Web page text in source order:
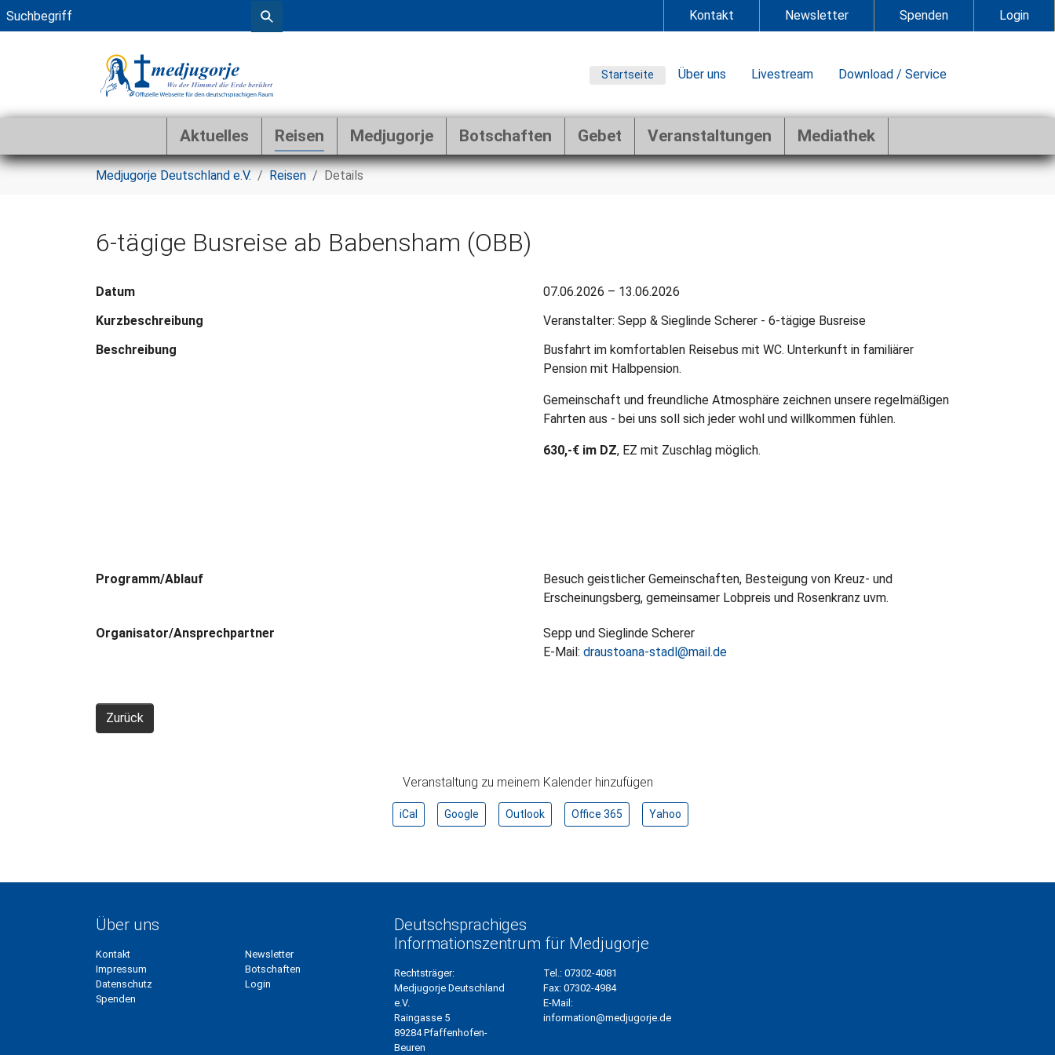
Zum Hauptinhalt springen
Kontakt Newsletter Spenden Login
Startseite Über uns Livestream Download / Service
Aktuelles Reisen Medjugorje Botschaften Gebet Veranstaltungen Mediathek
Sie sind hier:
Medjugorje Deutschland e.V. Reisen Details
6-tägige Busreise ab Babensham (OBB)
Datum
07.06.2026 – 13.06.2026
Kurzbeschreibung
Veranstalter: Sepp & Sieglinde Scherer - 6-tägige Busreise
Beschreibung
Busfahrt im komfortablen Reisebus mit WC. Unterkunft in familiärer
Pension mit Halbpension.
Gemeinschaft und freundliche Atmosphäre zeichnen unsere regelmäßigen
Fahrten aus - bei uns soll sich jeder wohl und willkommen fühlen.
630,-€ im DZ, EZ mit Zuschlag möglich.
Programm/Ablauf
Besuch geistlicher Gemeinschaften, Besteigung von Kreuz- und
Erscheinungsberg, gemeinsamer Lobpreis und Rosenkranz uvm.
Organisator/Ansprechpartner
Sepp und Sieglinde Scherer
E-Mail: draustoana-stadl@mail.de
Zurück
Veranstaltung zu meinem Kalender hinzufügen
iCal Google Outlook Office 365 Yahoo
Über uns
Kontakt
Impressum
Datenschutz
Spenden
Newsletter
Botschaften
Login
Deutschsprachiges
Informationszentrum für Medjugorje
Rechtsträger:
Medjugorje Deutschland
e.V.
Raingasse 5
89284 Pfaffenhofen-
Beuren
Tel.: 07302-4081
Fax: 07302-4984
E-Mail:
information@medjugorje.de